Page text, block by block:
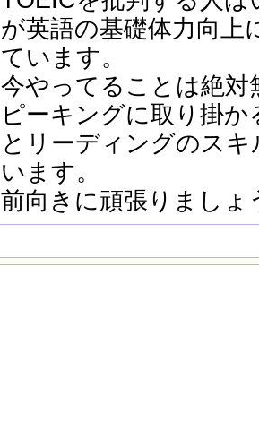
が英語の基礎体力向上
ています。
今やってることは絶対
ピーキングに取り掛
とリーディングのス
います。
前向きに頑張りましょ